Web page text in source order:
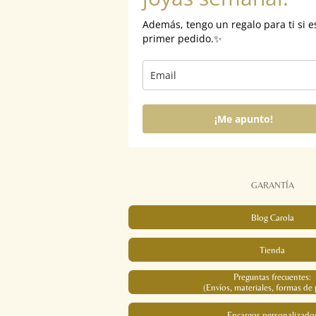
Además, tengo un regalo para ti si
primer pedido.✨
¡Me apunto!
GARANTÍA
Blog Carola
Tienda
Preguntas frecuentes:
(Envíos, materiales, formas de